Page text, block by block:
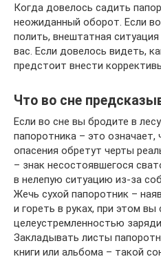
Когда довелось садить
неожиданный оборот. Если
полить, внештатная
вас. Если довелось видеть,
предстоит внести
Что во сне
Если во сне вы бродите в
папоротника – это
опасения обретут черты
– знак несостоявшегося
в нелепую ситуацию из-за
Жечь сухой папоротник –
и гореть в руках, при этом вы
целеустремленностью
Закладывать листы
книги или альбома – такой